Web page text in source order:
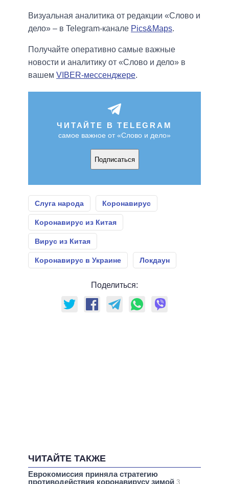
Визуальная аналитика от редакции «Слово и
дело» – в Telegram-канале Pics&Maps.
Получайте оперативно самые важные
новости и аналитику от «Слово и дело» в
вашем VIBER-мессенджере.
ЧИТАЙТЕ В TELEGRAM
самое важное от «Слово и дело»
Подписаться
Слуга народа Коронавирус
Коронавирус из Китая
Вирус из Китая
Коронавирус в Украине Локдаун
Поделиться:
ЧИТАЙТЕ ТАКЖЕ
Еврокомиссия приняла стратегию
противодействия коронавирусу зимой 3